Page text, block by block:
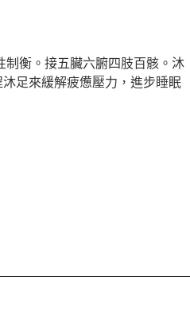
衡。接五臟六腑四肢百骸。沐
沐足來緩解疲憊壓力，進步睡眠